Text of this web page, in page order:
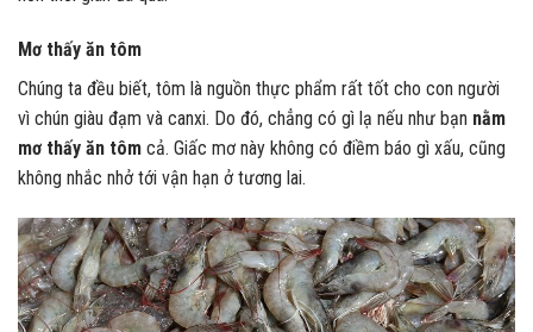
Mơ thấy ăn tôm
Chúng ta đều biết, tôm là nguồn thực phẩm rất tốt cho con người
vì chún giàu đạm và canxi. Do đó, chẳng có gì lạ nếu như bạn nằm
mơ thấy ăn tôm cả. Giấc mơ này không có điềm báo gì xấu, cũng
không nhắc nhở tới vận hạn ở tương lai.